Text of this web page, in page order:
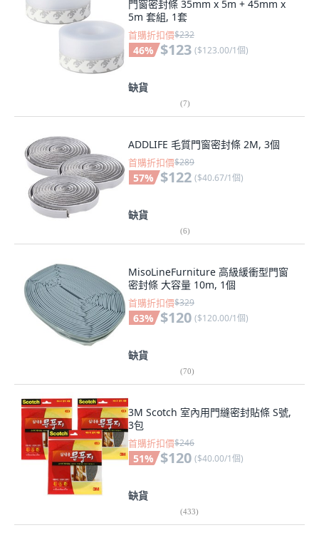
門窗密封條 35mm x 5m + 45mm x
5m 套組, 1套
首購折扣價$232
46% $123 ($123.00/1個)
缺貨
(7)
ADDLIFE 毛質門窗密封條 2M, 3個
首購折扣價$289
57% $122 ($40.67/1個)
缺貨
(6)
MisoLineFurniture 高級緩衝型門窗
密封條 大容量 10m, 1個
首購折扣價$329
63% $120 ($120.00/1個)
缺貨
(70)
3M Scotch 室內用門縫密封貼條 S號,
3包
首購折扣價$246
51% $120 ($40.00/1個)
缺貨
(433)